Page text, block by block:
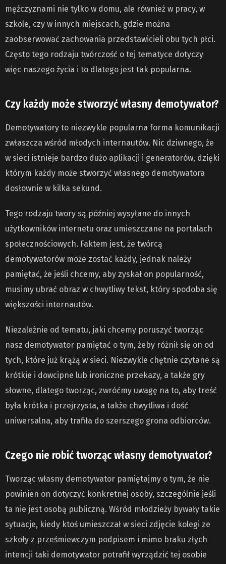
mężczyznami nie tylko w domu, ale również w pracy, w
szkole, czy w innych miejscach, gdzie można
zaobserwować zachowania przedstawicieli obu tych płci.
Często tego rodzaju twórczość o tej tematyce dotyczy
więc naszego życia i to dlatego jest tak popularna.
Czy każdy może stworzyć własny demotywator?
Demotywatory to niezwykle popularna forma komunikacji
zwłaszcza wśród młodych internautów. Nic dziwnego, że
w sieci istnieje bardzo dużo aplikacji i generatorów, dzięki
którym każdy może stworzyć własnego demotywatora
dosłownie w kilka sekund.
Tego rodzaju twory są później wysyłane do innych
użytkowników internetu oraz umieszczane na portalach
społecznościowych. Faktem jest, że twórcą
demotywatorów może zostać każdy, jednak należy
pamiętać, że jeśli chcemy, aby zyskał on popularność,
musimy ubrać obraz w chwytliwy tekst, który spodoba się
większości internautów.
Niezależnie od tematu, jaki chcemy poruszyć tworząc
nasz demotywator pamiętać o tym, żeby różnił się on od
tych, które już krążą w sieci. Niezwykle chętnie czytane są
krótkie i dowcipne lub ironiczne przekazy, a także gry
słowne, dlatego tworząc, zwróćmy uwagę na to, aby treść
była krótka i przejrzysta, a także chwytliwa i dość
uniwersalna, aby trafiła do szerszego grona odbiorców.
Czego nie robić tworząc własny demotywator?
Tworząc własny demotywator pamiętajmy o tym, że nie
powinien on dotyczyć konkretnej osoby, szczególnie jeśli
ta nie jest osobą publiczną. Wśród młodzieży bywały takie
sytuacje, kiedy ktoś umieszczał w sieci zdjęcie kolegi ze
szkoły z prześmiewczym podpisem i mimo braku złych
intencji taki demotywator potrafił wyrządzić tej osobie